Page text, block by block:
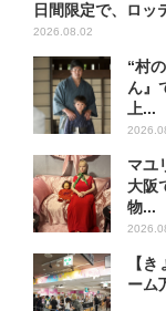
日間限定で、ロッ
商...
2026.08.02
“村
ん』
上...
マユ
大阪
物...
【
ーム